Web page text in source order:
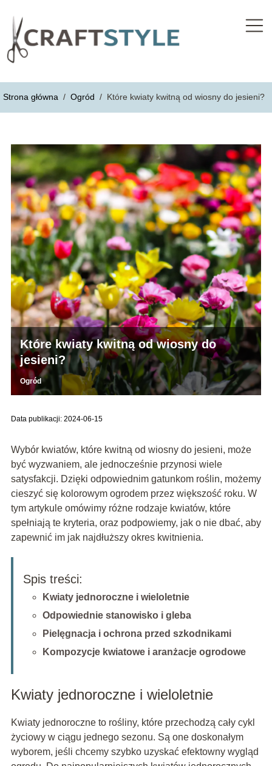
Strona główna / Ogród / Które kwiaty kwitną od wiosny do jesieni?
Które kwiaty kwitną od wiosny do
jesieni?
Ogród
Data publikacji: 2024-06-15
Wybór kwiatów, które kwitną od wiosny do jesieni, może
być wyzwaniem, ale jednocześnie przynosi wiele
satysfakcji. Dzięki odpowiednim gatunkom roślin, możemy
cieszyć się kolorowym ogrodem przez większość roku. W
tym artykule omówimy różne rodzaje kwiatów, które
spełniają te kryteria, oraz podpowiemy, jak o nie dbać, aby
zapewnić im jak najdłuższy okres kwitnienia.
Spis treści:
Kwiaty jednoroczne i wieloletnie
Odpowiednie stanowisko i gleba
Pielęgnacja i ochrona przed szkodnikami
Kompozycje kwiatowe i aranżacje ogrodowe
Kwiaty jednoroczne i wieloletnie
Kwiaty jednoroczne to rośliny, które przechodzą cały cykl
życiowy w ciągu jednego sezonu. Są one doskonałym
wyborem, jeśli chcemy szybko uzyskać efektowny wygląd